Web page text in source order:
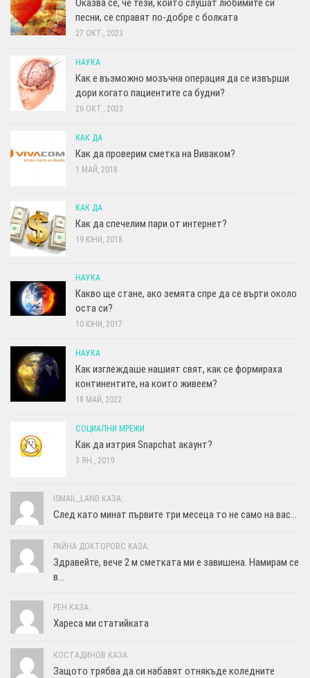
Оказва се, че тези, които слушат любимите си
песни, се справят по-добре с болката
27 ОКТ., 2023
НАУКА
Как е възможно мозъчна операция да се извърши
дори когато пациентите са будни?
26 ОКТ., 2023
КАК ДА
Как да проверим сметка на Виваком?
1 МАЙ, 2018
КАК ДА
Как да спечелим пари от интернет?
19 ЮНИ, 2018
НАУКА
Какво ще стане, ако земята спре да се върти около
оста си?
10 ЮНИ, 2017
НАУКА
Как изглеждаше нашият свят, как се формираха
континентите, на които живеем?
18 МАЙ, 2022
СОЦИАЛНИ МРЕЖИ
Как да изтрия Snapchat акаунт?
3 ЯН., 2019
ISMAIL_LAND КАЗА:
След като минат първите три месеца то не само на вас...
РАЙНА ДОКТОРОВС КАЗА:
Здравейте, вече 2 м сметката ми е завишена. Намирам се
в...
РЕН КАЗА:
Хареса ми статийката
КОСТАДИНОВ КАЗА:
Защото трябва да си набавят отнякъде коледните